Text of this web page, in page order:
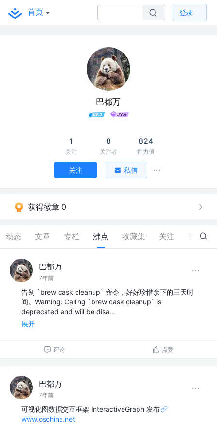
首页 登录
巴都万
1
关注
8
关注者
824
掘力值
关注 私信
获得徽章 0
动态 文章 专栏 沸点 收藏集 关注 40
巴都万
7年前
告别 `brew cask cleanup` 命令，好好珍惜余下的三天时
间。Warning: Calling `brew cask cleanup` is
deprecated and will be disa…
展开
评论 点赞
巴都万
7年前
可视化图数据交互框架 InteractiveGraph 发布
www.oschina.net